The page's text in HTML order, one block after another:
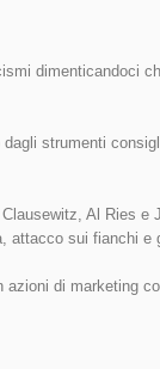
dimenticandoci
strumenti
Al Ries e
attacco sui fianchi e
di marketing